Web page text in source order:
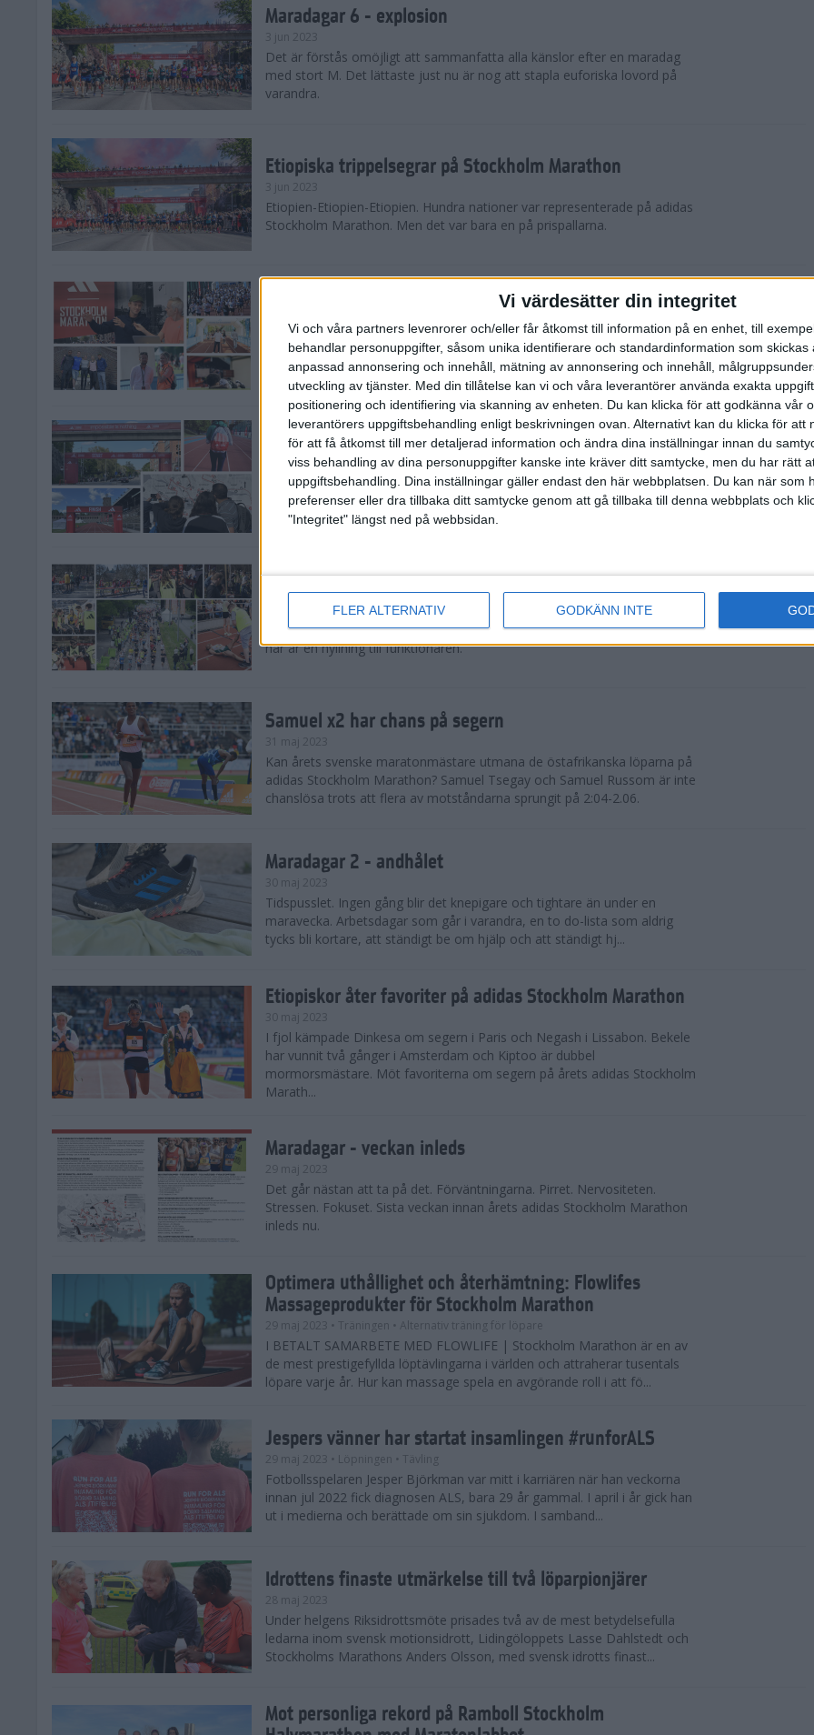
Vi värdesätter din integritet
Vi och våra partners levenrorer och/eller får åtkomst till information på en enhet, till
behandlar personuppgifter, såsom unika identifierare och standardinformation som skickas
anpassad annonsering och innehåll, mätning av annonsering och innehåll,
utveckling av tjänster. Med din tillåtelse kan vi och våra leverantörer använda exakta
positionering och identifiering via skanning av enheten. Du kan klicka för att godkänna vår
leverantörers uppgiftsbehandling enligt beskrivningen ovan. Alternativt kan du klicka för att
för att få åtkomst till mer detaljerad information och ändra dina inställningar innan du
viss behandling av dina personuppgifter kanske inte kräver ditt samtycke, men du har rätt
uppgiftsbehandling. Dina inställningar gäller endast den här webbplatsen. Du kan när som
preferenser eller dra tillbaka ditt samtycke genom att gå tillbaka till denna webbplats och
"Integritet" längst ned på webbsidan.
FLER ALTERNATIV GODKÄNN INTE
Maradagar 6 - explosion
3 jun 2023
Det är förstås omöjligt att sammanfatta alla känslor efter en maradag
med stort M. Det lättaste just nu är nog att stapla euforiska lovord på
varandra.
Etiopiska trippelsegrar på Stockholm Marathon
3 jun 2023
Etiopien-Etiopien-Etiopien. Hundra nationer var representerade på adidas
Stockholm Marathon. Men det var bara en på prispallarna.
2 jun 2023
Presskonferens. Expointervju. Pappershäftning. Adidasmöten.
Funktionärspepp. Move for the planet. Wrap och dricka. God natt.
Maradagar 4 - starten
1 jun 2023
Dagen då det startar på riktigt. In i det sista fixas det. Byggs, dammsugs,
monteras, och packas. Och plötsligt är det dags. Det är torsdag i
maraveckan.
Maradagar 3 - ryggraden
De är vår ryggrad. Javisst är det så. De frivilliga som gör det möjligt. Det
här är en hyllning till funktionären.
Samuel x2 har chans på segern
31 maj 2023
Kan årets svenske maratonmästare utmana de östafrikanska löparna på
adidas Stockholm Marathon? Samuel Tsegay och Samuel Russom är inte
chanslösa trots att flera av motståndarna sprungit på 2:04-2.06.
Maradagar 2 - andhålet
30 maj 2023
Tidspusslet. Ingen gång blir det knepigare och tightare än under en
maravecka. Arbetsdagar som går i varandra, en to do-lista som aldrig
tycks bli kortare, att ständigt be om hjälp och att ständigt hj...
Etiopiskor åter favoriter på adidas Stockholm Marathon
30 maj 2023
I fjol kämpade Dinkesa om segern i Paris och Negash i Lissabon. Bekele
har vunnit två gånger i Amsterdam och Kiptoo är dubbel
mormorsmästare. Möt favoriterna om segern på årets adidas Stockholm
Marath...
Maradagar - veckan inleds
29 maj 2023
Det går nästan att ta på det. Förväntningarna. Pirret. Nervositeten.
Stressen. Fokuset. Sista veckan innan årets adidas Stockholm Marathon
inleds nu.
Optimera uthållighet och återhämtning: Flowlifes
Massageprodukter för Stockholm Marathon
29 maj 2023 • Träningen • Alternativ träning för löpare
I BETALT SAMARBETE MED FLOWLIFE | Stockholm Marathon är en av
de mest prestigefyllda löptävlingarna i världen och attraherar tusentals
löpare varje år. Hur kan massage spela en avgörande roll i att fö...
Jespers vänner har startat insamlingen #runforALS
29 maj 2023 • Löpningen • Tävling
Fotbollsspelaren Jesper Björkman var mitt i karriären när han veckorna
innan jul 2022 fick diagnosen ALS, bara 29 år gammal. I april i år gick han
ut i medierna och berättade om sin sjukdom. I samband...
Idrottens finaste utmärkelse till två löparpionjärer
28 maj 2023
Under helgens Riksidrottsmöte prisades två av de mest betydelsefulla
ledarna inom svensk motionsidrott, Lidingöloppets Lasse Dahlstedt och
Stockholms Marathons Anders Olsson, med svensk idrotts finast...
Mot personliga rekord på Ramboll Stockholm